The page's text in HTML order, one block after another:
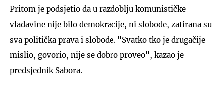
Pritom je podsjetio da u razdoblju komunističke
vladavine nije bilo demokracije, ni slobode, zatirana su
sva politička prava i slobode. "Svatko tko je drugačije
mislio, govorio, nije se dobro proveo", kazao je
predsjednik Sabora.